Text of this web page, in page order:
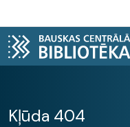
Kļūda 404